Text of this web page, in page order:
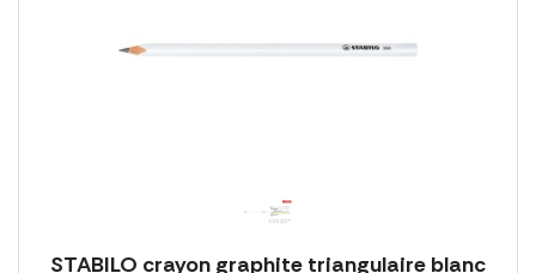
STABILO crayon graphite triangulaire blanc